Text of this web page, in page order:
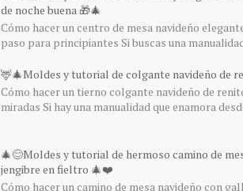
de noche buena 🎁🎄
Cómo hacer un centro de mesa navideño
paso para principiantes Si buscas una
🦌🎄Moldes y tutorial de colgante navideño de
Cómo hacer un tierno colgante navideño de
miradas Si hay una manualidad que enamora
🎄😊Moldes y tutorial de hermoso camino de
jengibre en fieltro 🎄❤️
Cómo hacer un camino de mesa navideño con